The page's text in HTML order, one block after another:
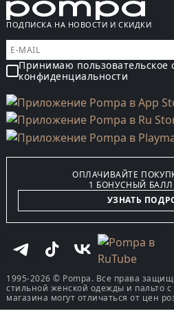
ПОДПИСКА НА НОВОСТИ И СКИДКИ
Принимаю пользовательское
конфиденциальности
ОПЛАЧИВАЙТЕ
1 БОНУСНЫЙ БАЛЛ
УЗНАТЬ
1995-2026 © Pompa. Все права
стильной женской одежды и пальто
магазина могут отличаться от цен